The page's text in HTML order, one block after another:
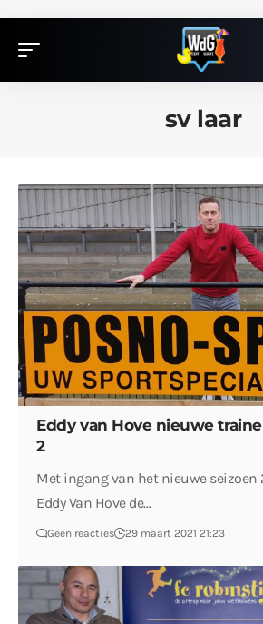
sv laar
Eddy van Hove nieuwe
2
Met ingang van het nieuwe seizoen
Eddy Van Hove de…
Geen reacties 29 maart 2021 21:23